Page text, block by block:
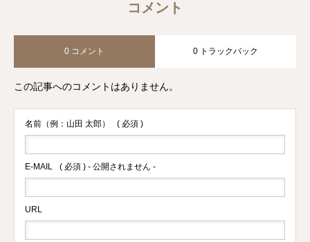
コメント
0 コメント 0 トラックバック
この記事へのコメントはありません。
名前（例：山田 太郎） ( 必須 )
E-MAIL ( 必須 ) - 公開されません -
URL